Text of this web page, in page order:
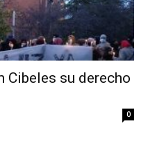
Cibeles su derecho
0